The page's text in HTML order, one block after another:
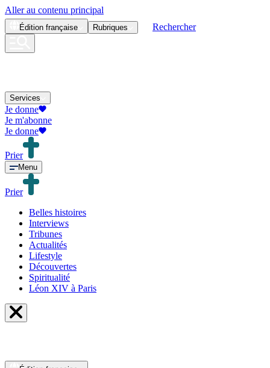
Aller au contenu principal
Édition française Rubriques Rechercher
Services
Je donne
Je m'abonne
Je donne
Prier
Menu
Prier
Belles histoires
Interviews
Tribunes
Actualités
Lifestyle
Découvertes
Spiritualité
Léon XIV à Paris